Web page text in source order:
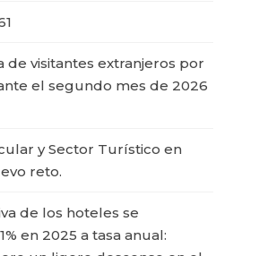
de visitantes extranjeros por
el segundo mes de 2026
y Sector Turístico en
reto.
de los hoteles se
en 2025 a tasa anual: